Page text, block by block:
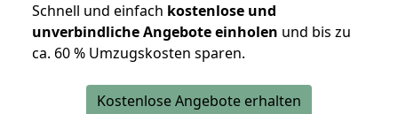
Schnell und einfach kostenlose und
unverbindliche Angebote einholen und bis zu
ca. 60 % Umzugskosten sparen.
Kostenlose Angebote erhalten